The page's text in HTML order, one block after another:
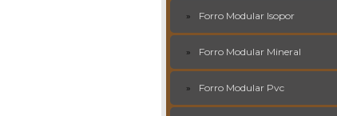
Forro Modular Isopor
Forro Modular Mineral
Forro Modular Pvc